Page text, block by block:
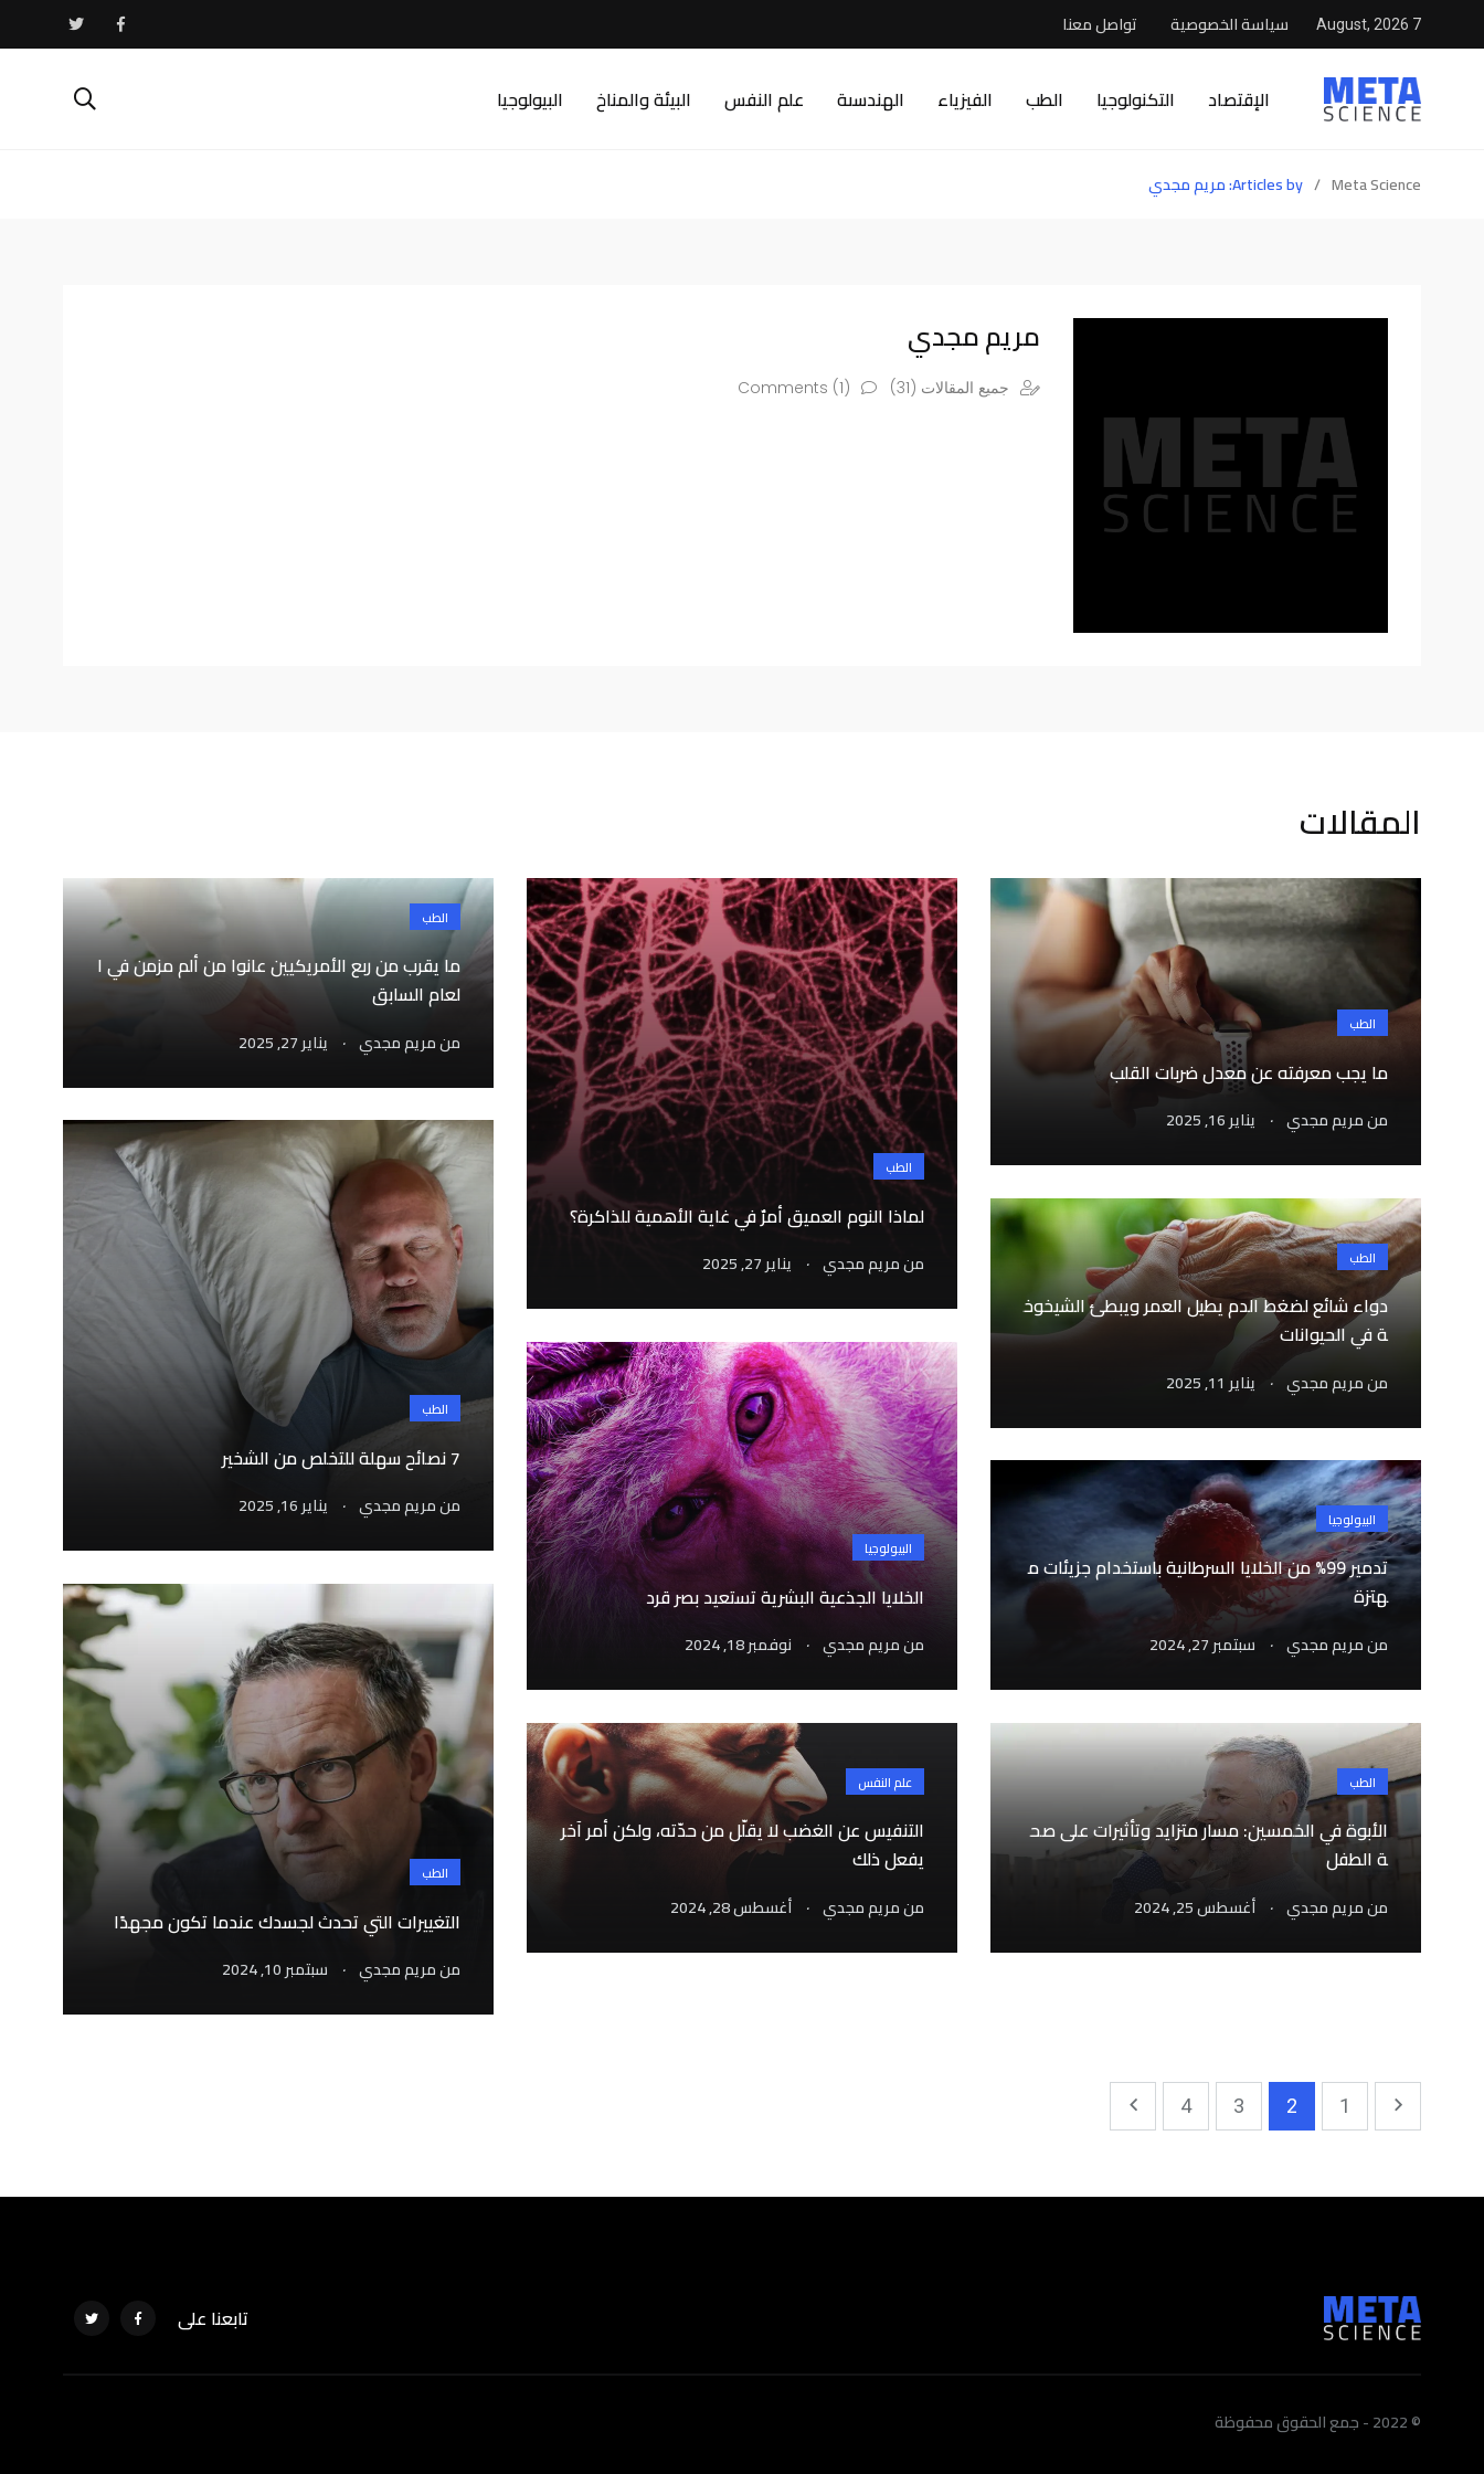
7 August, 2026 سياسة الخصوصية تواصل معنا
الإقتصاد التكنولوجيا الطب الفيزياء الهندسىة علم النفس البيئة والمناخ البيولوجيا
Meta Science
/ Articles by: مريم مجدي
مريم مجدي
جميع المقالات (31) Comments (1)
المقالات
الطب
ما يقرب من ربع الأمريكيين عانوا من ألم مزمن في ا
لعام السابق
منمريم مجدي . يناير 27, 2025
الطب
لماذا النوم العميق أمرٌ في غاية الأهمية للذاكرة؟
منمريم مجدي . يناير 27, 2025
الطب
ما يجب معرفته عن معدل ضربات القلب
منمريم مجدي . يناير 16, 2025
الطب
7 نصائح سهلة للتخلص من الشخير
منمريم مجدي . يناير 16, 2025
الطب
دواء شائع لضغط الدم يطيل العمر ويبطئ الشيخوخ
ة في الحيوانات
منمريم مجدي . يناير 11, 2025
البيولوجيا
الخلايا الجذعية البشرية تستعيد بصر قرد
منمريم مجدي . نوفمبر 18, 2024
البيولوجيا
تدمير 99% من الخلايا السرطانية باستخدام جزيئات م
هتزة
منمريم مجدي . سبتمبر 27, 2024
الطب
التغييرات التي تحدث لجسدك عندما تكون مجهدًا
منمريم مجدي . سبتمبر 10, 2024
علم النفس
التنفيس عن الغضب لا يقلّل من حدّته، ولكن أمر آخر
يفعل ذلك
منمريم مجدي . أغسطس 28, 2024
الطب
الأبوة في الخمسين: مسار متزايد وتأثيرات على صح
ة الطفل
منمريم مجدي . أغسطس 25, 2024
1
2
3
4
تابعنا على
© 2022 - جمع الحقوق محفوظة